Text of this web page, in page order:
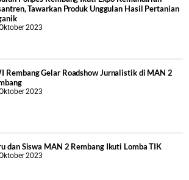
Tawarkan Produk Unggulan Hasil Pertanian
2023
Rembang Gelar Roadshow Jurnalistik di MAN 2
2023
dan Siswa MAN 2 Rembang Ikuti Lomba TIK
2023